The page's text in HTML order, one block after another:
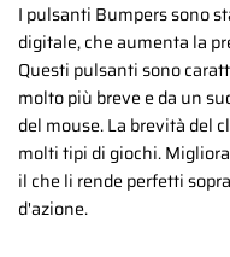
I pulsanti Bumpers sono
digitale, che aumenta la
Questi pulsanti sono
molto più breve e da un
del mouse. La brevità del
molti tipi di giochi.
il che li rende perfetti
d'azione.